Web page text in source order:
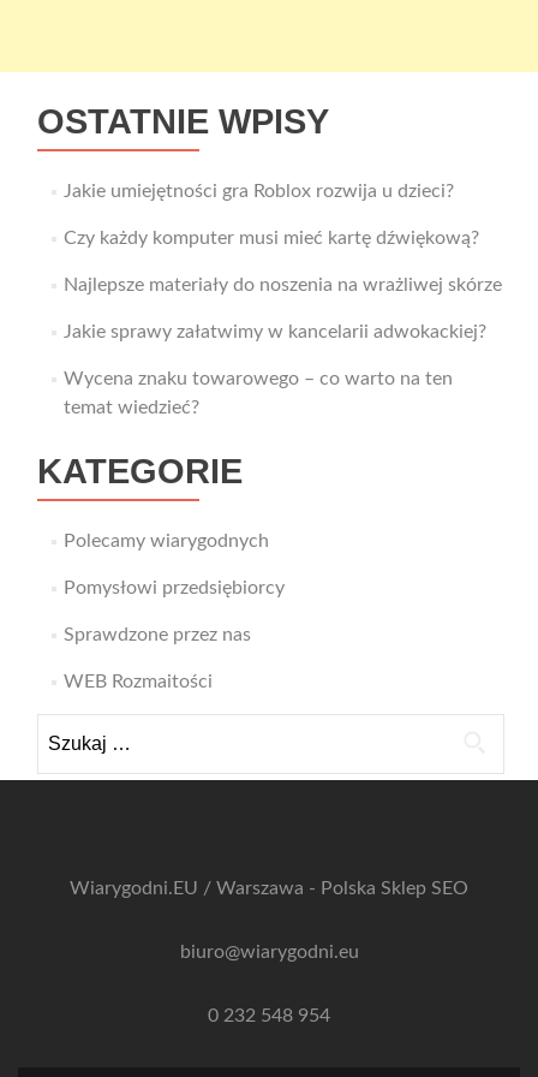
OSTATNIE WPISY
Jakie umiejętności gra Roblox rozwija u dzieci?
Czy każdy komputer musi mieć kartę dźwiękową?
Najlepsze materiały do noszenia na wrażliwej skórze
Jakie sprawy załatwimy w kancelarii adwokackiej?
Wycena znaku towarowego – co warto na ten
temat wiedzieć?
KATEGORIE
Polecamy wiarygodnych
Pomysłowi przedsiębiorcy
Sprawdzone przez nas
WEB Rozmaitości
Wiarygodni.EU / Warszawa - Polska Sklep SEO
biuro@wiarygodni.eu
0 232 548 954